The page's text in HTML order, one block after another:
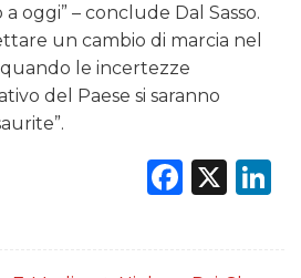
oggi” – conclude Dal Sasso.
un cambio di marcia nel
le incertezze
del Paese si saranno
X